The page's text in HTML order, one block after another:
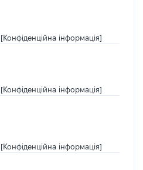
[Конфіденційна інформація]
[Конфіденційна інформація]
[Конфіденційна інформація]